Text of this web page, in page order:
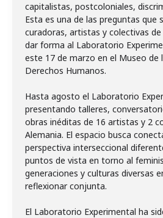
capitalistas, postcoloniales,
Esta es una de las preguntas que
curadoras, artistas y colectivas de
dar forma al Laboratorio
este 17 de marzo en el Museo de
Derechos Humanos.
Hasta agosto el Laboratorio
presentando talleres,
obras inéditas de 16 artistas y 2
Alemania. El espacio busca
perspectiva interseccional
puntos de vista en torno al
generaciones y culturas diversas
reflexionar conjunta.
El Laboratorio Experimental ha